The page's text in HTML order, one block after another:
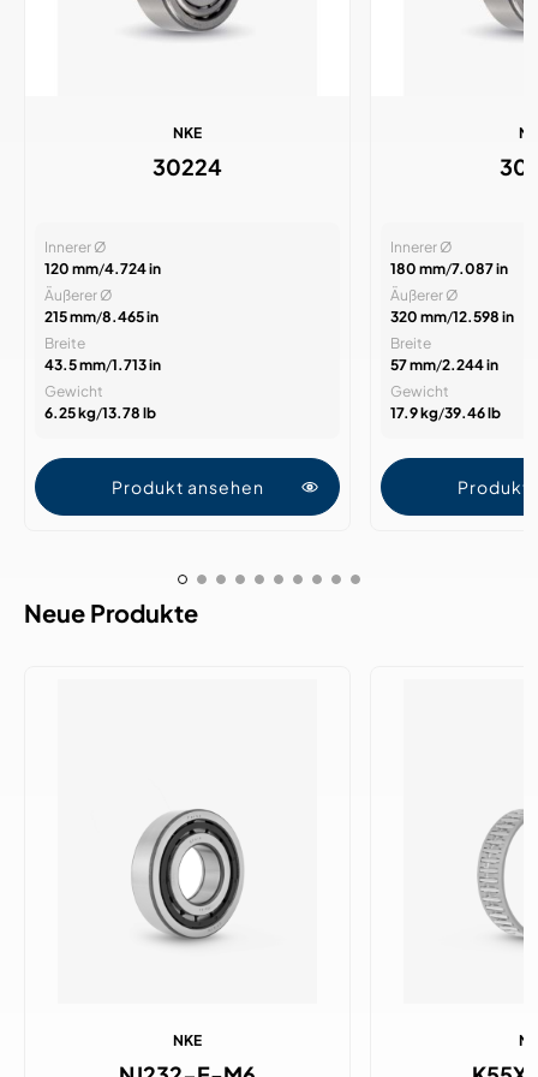
NKE
30224
Innerer Ø
120 mm/4.724 in
Äußerer Ø
215 mm/8.465 in
Breite
43.5 mm/1.713 in
Gewicht
6.25 kg/13.78 lb
Produkt ansehen
Innerer Ø
180 mm/7.087 in
Äußerer Ø
320 mm/12.598 in
Breite
57 mm/2.244 in
Gewicht
17.9 kg/39.46 lb
Produkt
Neue Produkte
NKE